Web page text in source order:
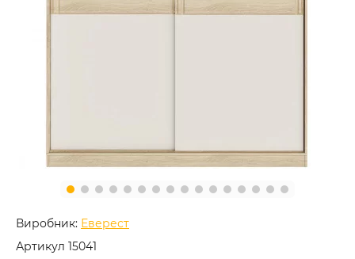
Виробник: Еверест
Артикул 15041